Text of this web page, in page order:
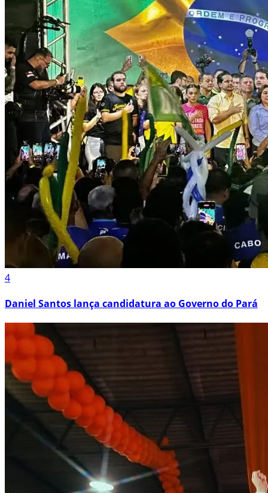
4
Daniel Santos lança candidatura ao Governo do Pará